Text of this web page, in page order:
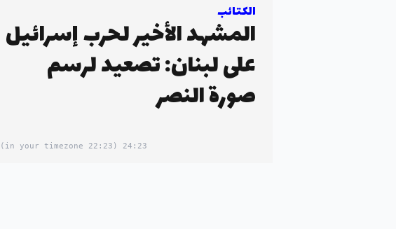
الكتائب
المشهد الأخير لحرب إسرائيل
على لبنان: تصعيد لرسم
صورة النصر
24:23
(22:23 in your timezone)